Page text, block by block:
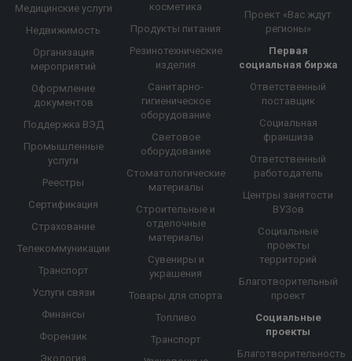
Медицинские услуги
Недвижимость
Организация
мероприятий
Оформление
документов
Поддержка ВЭД
Промышленные
услуги
Реестры
Сертификация
Страхование
Телекоммуникации
Транспорт
Услуги связи
Финансы
Форензик
Экология
косметика
Продукты питания
Резинотехнические
изделия
Санитарно-
гигиеническое
оборудование
Световое
оборудование
Стоматологические
материалы
Строительные и
отделочные
материалы
Сувениры и
украшения
Товары для спорта
Топливо
Транспорт
Проект «Вас ждут
регионы»
Первая
социальная биржа
Ответственный
поставщик
Социальная
франшиза
Ответственный
работодатель
Центры занятости
ВУЗов
Социальные
проекты
территорий
Благотворительный
проект
Социальные
проекты
Благотворительность